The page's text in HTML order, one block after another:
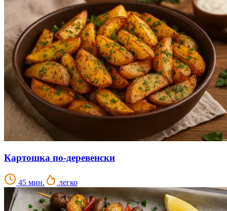
Картошка по-деревенски
45 мин. легко